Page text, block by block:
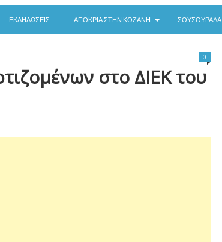
ΕΚΔΗΛΏΣΕΙΣ ΑΠΟΚΡΙΆ ΣΤΗΝ ΚΟΖΆΝΗ ΣΟΥΣΟΥΡΆΔΑ
στο ΔΙΕΚ του
0